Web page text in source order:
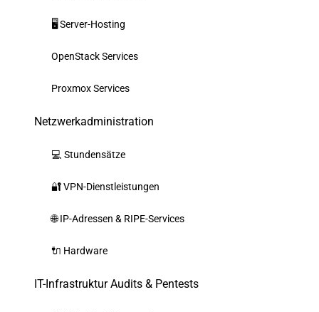
🖥️ Server-Hosting
OpenStack Services
Proxmox Services
Netzwerkadministration
💻 Stundensätze
🔐 VPN-Dienstleistungen
🌐 IP-Adressen & RIPE-Services
🔌 Hardware
IT-Infrastruktur Audits & Pentests